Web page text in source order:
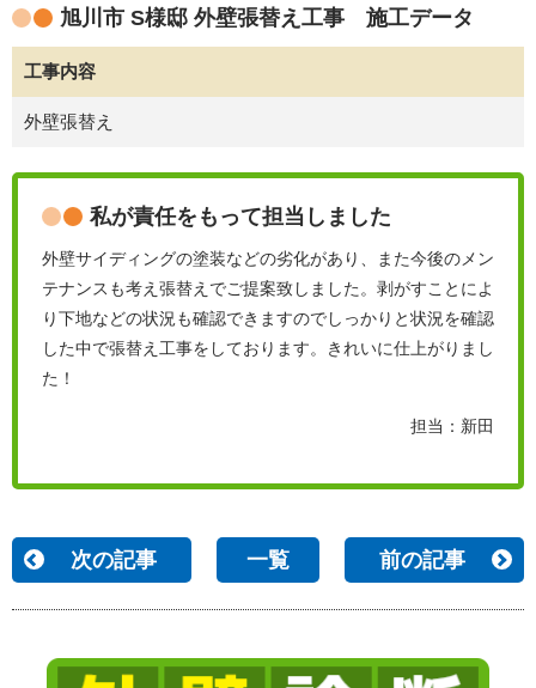
旭川市 S様邸 外壁張替え工事 施工データ
工事内容
外壁張替え
私が責任をもって担当しました
外壁サイディングの塗装などの劣化があり、また今後のメン
テナンスも考え張替えでご提案致しました。剥がすことによ
り下地などの状況も確認できますのでしっかりと状況を確認
した中で張替え工事をしております。きれいに仕上がりまし
た！
担当：新田
次の記事 一覧 前の記事